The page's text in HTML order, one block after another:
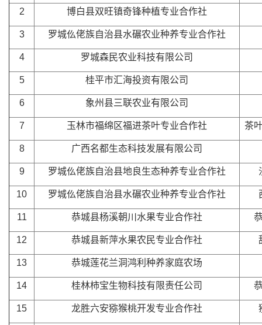
2 博白县双旺镇奇锋种植专业合作社
3 罗城仫佬族自治县水碾农业种养专业合作社
4 罗城森民农业科技有限公司
5 桂平市汇海投资有限公司
6 象州县三联农业有限公司
7 玉林市福绵区福进茶叶专业合作社 茶
8 广西名都生态科技发展有限公司
9 罗城仫佬族自治县地良生态种养专业合作社
10 罗城仫佬族自治县水碾农业种养专业合作社
11 恭城县杨溪朝川水果专业合作社
12 恭城县新萍水果农民专业合作社
13 恭城莲花兰洞鸿利种养家庭农场
14 桂林柿宝生物科技有限责任公司
15 龙胜六安猕猴桃开发专业合作社